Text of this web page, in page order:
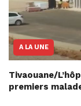
A LA UNE
Tivaouane/
premiers